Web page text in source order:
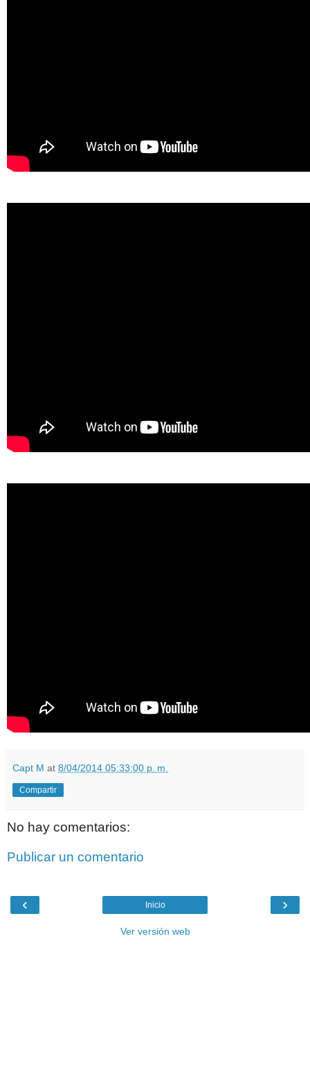
Capt M at 8/04/2014 05:33:00 p. m.
Compartir
No hay comentarios:
Publicar un comentario
‹ ›
Inicio
Ver versión web